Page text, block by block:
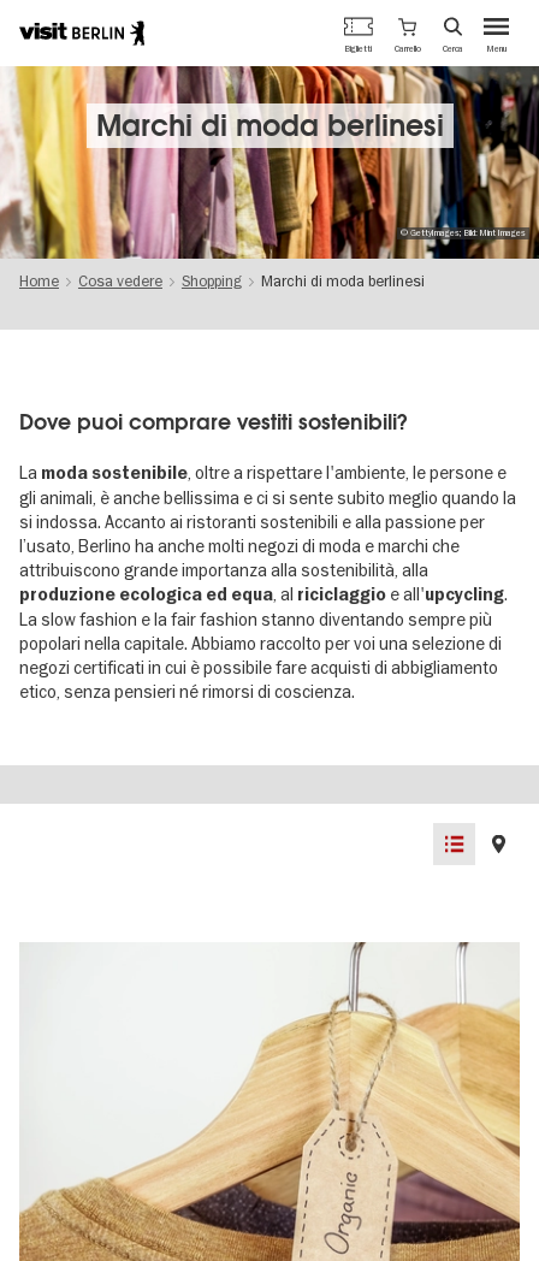
Salta
contenuto
principale
Portale
ufficiale
del
turismo
Berlino
Menu
Biglietti Carrello Cerca
Marchi di moda berlinesi
© GettyImages; Bild: Mint Images
Home Cosa vedere Shopping Marchi di moda berlinesi
Dove puoi comprare vestiti sostenibili?
La moda sostenibile, oltre a rispettare l'ambiente, le persone e
gli animali, è anche bellissima e ci si sente subito meglio quando la
si indossa. Accanto ai ristoranti sostenibili e alla passione per
l’usato, Berlino ha anche molti negozi di moda e marchi che
attribuiscono grande importanza alla sostenibilità, alla
produzione ecologica ed equa, al riciclaggio e all'upcycling.
La slow fashion e la fair fashion stanno diventando sempre più
popolari nella capitale. Abbiamo raccolto per voi una selezione di
negozi certificati in cui è possibile fare acquisti di abbigliamento
etico, senza pensieri né rimorsi di coscienza.
List
view
Map
view